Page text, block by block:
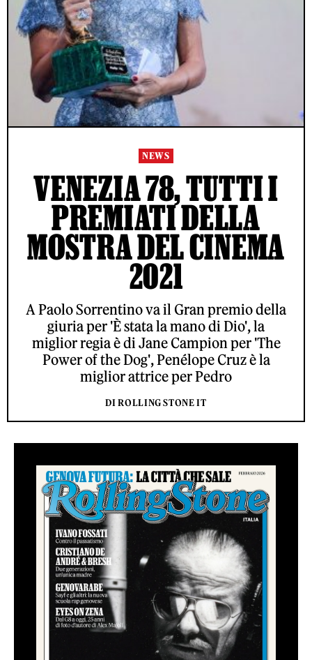
NEWS
VENEZIA 78, TUTTI I
PREMIATI DELLA
MOSTRA DEL CINEMA
2021
A Paolo Sorrentino va il Gran premio della
giuria per 'È stata la mano di Dio', la
miglior regia è di Jane Campion per 'The
Power of the Dog', Penélope Cruz è la
miglior attrice per Pedro
DI ROLLING STONE IT